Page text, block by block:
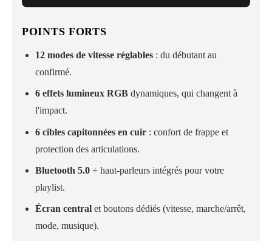
POINTS FORTS
12 modes de vitesse réglables : du débutant au
confirmé.
6 effets lumineux RGB dynamiques, qui changent à
l'impact.
6 cibles capitonnées en cuir : confort de frappe et
protection des articulations.
Bluetooth 5.0 + haut-parleurs intégrés pour votre
playlist.
Écran central et boutons dédiés (vitesse, marche/arrêt,
mode, musique).